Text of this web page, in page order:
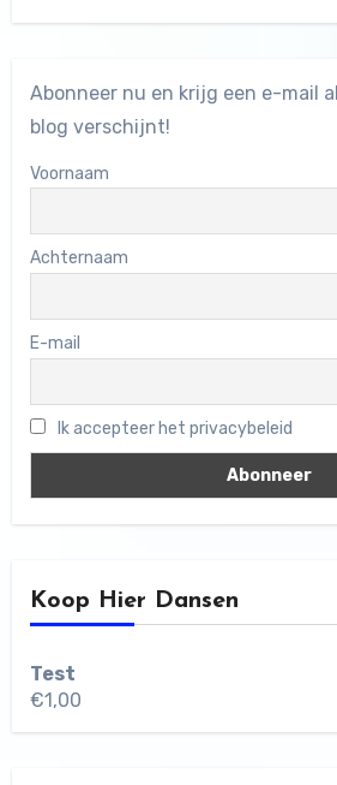
Abonneer nu en krijg een e-mail
blog verschijnt!
Voornaam
Achternaam
E-mail
Ik accepteer het privacybeleid
Koop Hier Dansen
Test
€1,00